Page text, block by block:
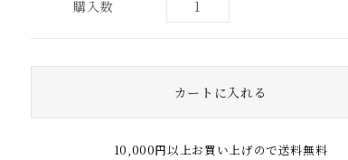
購入数
10,000円以上お買い上げので送料無料